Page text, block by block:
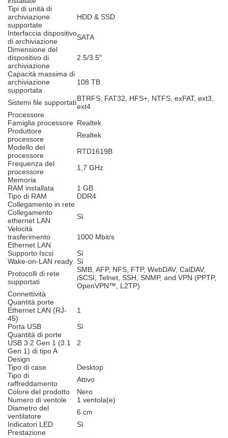
Tipi di unità di
archiviazione
supportate
HDD & SSD
Interfaccia dispositivo
di archiviazione
SATA
Dimensione del
dispositivo di
archiviazione
2.5/3.5"
Capacità massima di
archiviazione
supportata
108 TB
Sistemi file supportatiBTRFS, FAT32, HFS+, NTFS, exFAT, ext3,
ext4
Processore
Famiglia processore Realtek
Produttore
processore
Realtek
Modello del
processore
RTD1619B
Frequenza del
processore
1,7 GHz
Memoria
RAM installata
1 GB
Tipo di RAM
DDR4
Collegamento in rete
Collegamento
ethernet LAN
Sì
Velocità
trasferimento
Ethernet LAN
1000 Mbit/s
Supporto Iscsi
Sì
Wake-on-LAN ready Sì
Protocolli di rete
supportati
SMB, AFP, NFS, FTP, WebDAV, CalDAV,
iSCSI, Telnet, SSH, SNMP, and VPN (PPTP,
OpenVPN™, L2TP)
Connettività
Quantità porte
Ethernet LAN (RJ-
45)
1
Porta USB
Sì
Quantità di porte
USB 3.2 Gen 1 (3.1
Gen 1) di tipo A
2
Design
Tipo di case
Desktop
Tipo di
raffreddamento
Attivo
Colore del prodotto
Nero
Numero di ventole
1 ventola(e)
Diametro del
ventilatore
6 cm
Indicatori LED
Sì
Prestazione